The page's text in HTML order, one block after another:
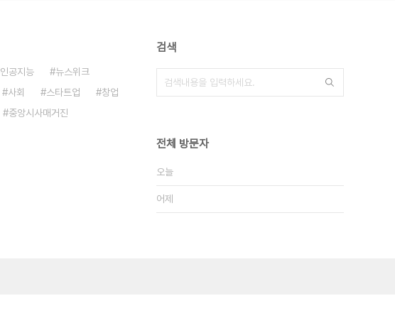
인공지능
뉴스위크
사회 스타트업
창업
중앙시사매거진
검색
전체 방문자
오늘
어제